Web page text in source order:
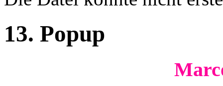
Fehlermeldung
13. Popup